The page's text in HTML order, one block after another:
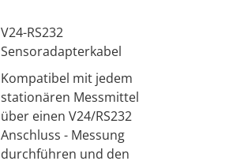
V24-RS232
Sensoradapterkabel
Kompatibel mit jedem
stationären Messmittel
über einen V24/RS232
Anschluss - Messung
durchführen und den